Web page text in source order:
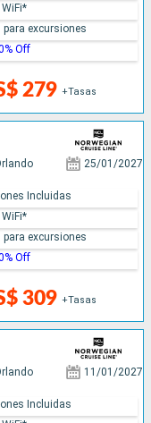
279 +Tasas
WiFi*
para excursiones
Off
25/01/2027
309 +Tasas
Incluidas
WiFi*
para excursiones
Off
11/01/2027
Incluidas